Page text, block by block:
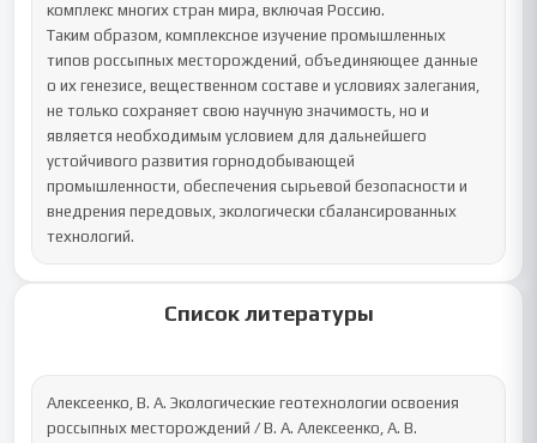
комплекс многих стран мира, включая Россию.
Таким образом, комплексное изучение промышленных
типов россыпных месторождений, объединяющее данные
о их генезисе, вещественном составе и условиях залегания,
не только сохраняет свою научную значимость, но и
является необходимым условием для дальнейшего
устойчивого развития горнодобывающей
промышленности, обеспечения сырьевой безопасности и
внедрения передовых, экологически сбалансированных
технологий.
Список литературы
Алексеенко, В. А. Экологические геотехнологии освоения
россыпных месторождений / В. А. Алексеенко, А. В.